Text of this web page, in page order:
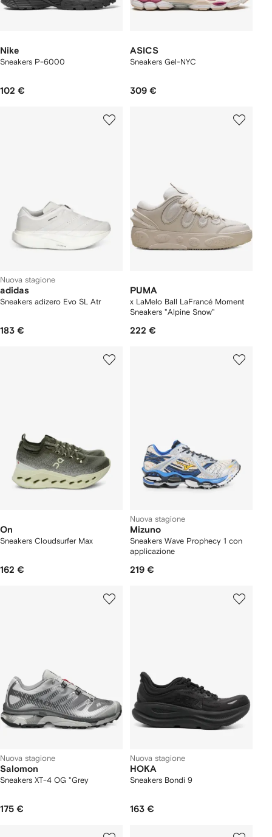
Nike
Sneakers P-6000
102 €
ASICS
Sneakers Gel-NYC
309 €
Nuova stagione
adidas
Sneakers adizero Evo SL Atr
183 €
PUMA
x LaMelo Ball LaFrancé Moment
Sneakers "Alpine Snow"
222 €
On
Sneakers Cloudsurfer Max
162 €
Nuova stagione
Mizuno
Sneakers Wave Prophecy 1 con
applicazione
219 €
Nuova stagione
Salomon
Sneakers XT-4 OG "Grey
175 €
Nuova stagione
HOKA
Sneakers Bondi 9
163 €